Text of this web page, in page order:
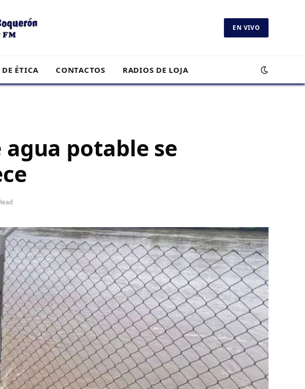
EN VIVO
ÉTICA CONTACTOS RADIOS DE LOJA
agua potable se